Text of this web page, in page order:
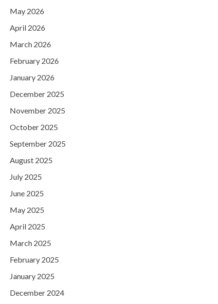
May 2026
April 2026
March 2026
February 2026
January 2026
December 2025
November 2025
October 2025
September 2025
August 2025
July 2025
June 2025
May 2025
April 2025
March 2025
February 2025
January 2025
December 2024